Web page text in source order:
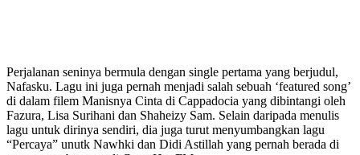
Perjalanan seninya bermula dengan single pertama yang berjudul,
Nafasku. Lagu ini juga pernah menjadi salah sebuah ‘featured song’
di dalam filem Manisnya Cinta di Cappadocia yang dibintangi oleh
Fazura, Lisa Surihani dan Shaheizy Sam. Selain daripada menulis
lagu untuk dirinya sendiri, dia juga turut menyumbangkan lagu
“Percaya” unutk Nawhki dan Didi Astillah yang pernah berada di